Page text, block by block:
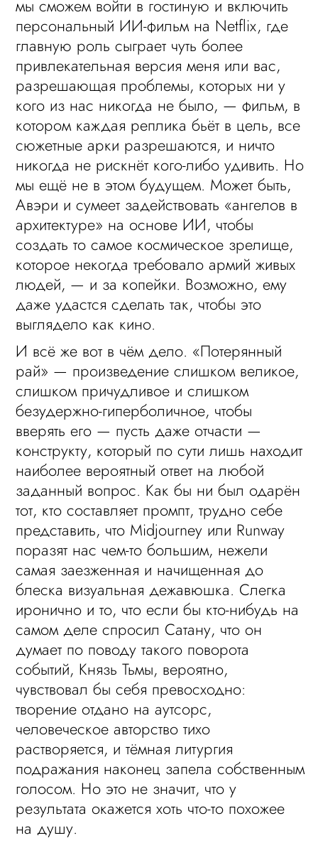
мы сможем войти в гостиную и включить
персональный ИИ-фильм на Netflix, где
главную роль сыграет чуть более
привлекательная версия меня или вас,
разрешающая проблемы, которых ни у
кого из нас никогда не было, — фильм, в
котором каждая реплика бьёт в цель, все
сюжетные арки разрешаются, и ничто
никогда не рискнёт кого-либо удивить. Но
мы ещё не в этом будущем. Может быть,
Авэри и сумеет задействовать «ангелов в
архитектуре» на основе ИИ, чтобы
создать то самое космическое зрелище,
которое некогда требовало армий живых
людей, — и за копейки. Возможно, ему
даже удастся сделать так, чтобы это
выглядело как кино.
И всё же вот в чём дело. «Потерянный
рай» — произведение слишком великое,
слишком причудливое и слишком
безудержно-гиперболичное, чтобы
вверять его — пусть даже отчасти —
конструкту, который по сути лишь находит
наиболее вероятный ответ на любой
заданный вопрос. Как бы ни был одарён
тот, кто составляет промпт, трудно себе
представить, что Midjourney или Runway
поразят нас чем-то большим, нежели
самая заезженная и начищенная до
блеска визуальная дежавюшка. Слегка
иронично и то, что если бы кто-нибудь на
самом деле спросил Сатану, что он
думает по поводу такого поворота
событий, Князь Тьмы, вероятно,
чувствовал бы себя превосходно:
творение отдано на аутсорс,
человеческое авторство тихо
растворяется, и тёмная литургия
подражания наконец запела собственным
голосом. Но это не значит, что у
результата окажется хоть что-то похожее
на душу.